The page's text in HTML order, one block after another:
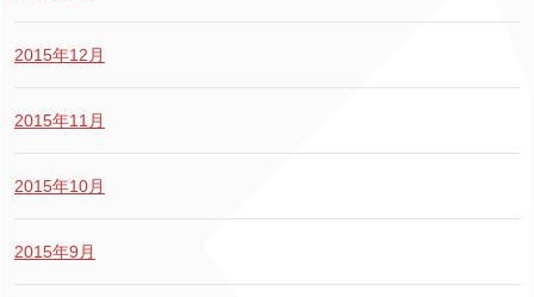
2015年12月
2015年11月
2015年10月
2015年9月